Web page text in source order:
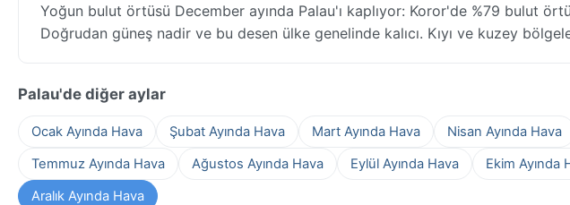
Yoğun bulut örtüsü December ayında Palau'ı kaplıyor: Koror'de %79 bulut
Doğrudan güneş nadir ve bu desen ülke genelinde kalıcı. Kıyı ve kuzey
Palau'de diğer aylar
Ocak Ayında Hava Şubat Ayında Hava Mart Ayında Hava Nisan Ayında Hava
Temmuz Ayında Hava
Ağustos Ayında Hava Eylül Ayında Hava Ekim Ayında
Aralık Ayında Hava